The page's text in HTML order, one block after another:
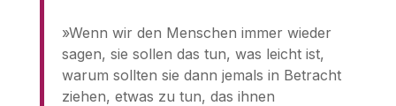
»Wenn wir den Menschen immer wieder
sagen, sie sollen das tun, was leicht ist,
warum sollten sie dann jemals in Betracht
ziehen, etwas zu tun, das ihnen